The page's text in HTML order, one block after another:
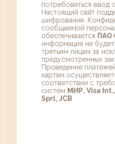
потребоваться ввод
Настоящий сайт
шифрование.
сообщаемой
обеспечивается ПАО
информация не
третьим лицам за
предусмотренных
Проведение
картам
соответствии с
систем МИР, Visa
Sprl, JCB